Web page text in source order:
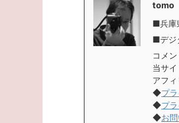
tomo
■兵庫
■デジ
コメ
当サ
アフ
◆プ
◆プ
◆お